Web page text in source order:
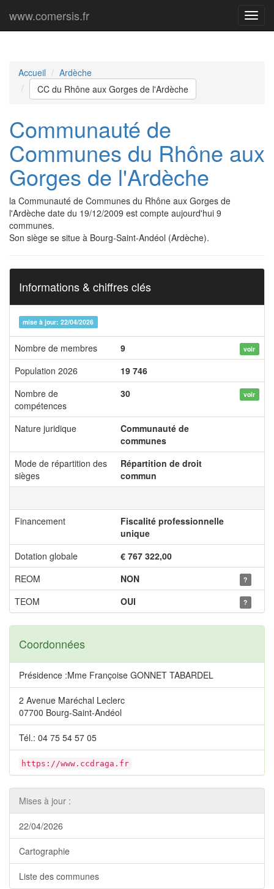
Menu
www.comersis.fr
Accueil
Ardèche
CC du Rhône aux Gorges de l'Ardèche
Communauté de
Communes du Rhône aux
Gorges de l'Ardèche
la Communauté de Communes du Rhône aux Gorges de
l'Ardèche date du 19/12/2009 est compte aujourd'hui 9
communes.
Son siège se situe à Bourg-Saint-Andéol (Ardèche).
Informations & chiffres clés
mise à jour: 22/04/2026
Nombre de membres 9 voir
Population 2026
19 746
Nombre de
compétences
30 voir
Nature juridique
Communauté de
communes
Mode de répartition des
sièges
Répartition de droit
commun
Financement
Fiscalité professionnelle
unique
Dotation globale
€ 767 322,00
REOM
NON ?
TEOM OUI ?
Coordonnées
Présidence :Mme Françoise GONNET TABARDEL
2 Avenue Maréchal Leclerc
07700 Bourg-Saint-Andéol
Tél.: 04 75 54 57 05
https://www.ccdraga.fr
Mises à jour :
22/04/2026
Cartographie
Liste des communes